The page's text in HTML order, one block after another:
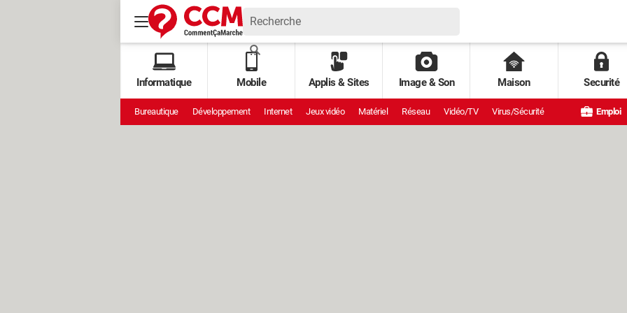
Informatique Mobile Applis & Sites Image & Son Maison Securité
Bureautique Développement Internet Jeux vidéo Matériel Réseau Vidéo/TV Virus/Sécurité Emploi